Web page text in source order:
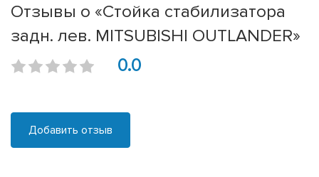
Отзывы о «Стойка стабилизатора
задн. лев. MITSUBISHI OUTLANDER»
0.0
Добавить отзыв